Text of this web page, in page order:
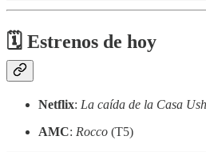
🗓 Estrenos de hoy
Netflix: La caída de la Casa
AMC: Rocco (T5)